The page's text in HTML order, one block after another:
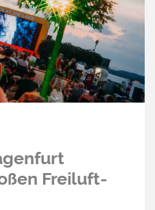
Freiluft-